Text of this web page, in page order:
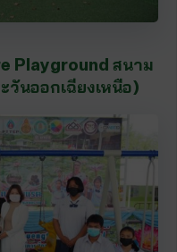
Playground สนาม
วันออกเฉียงเหนือ)